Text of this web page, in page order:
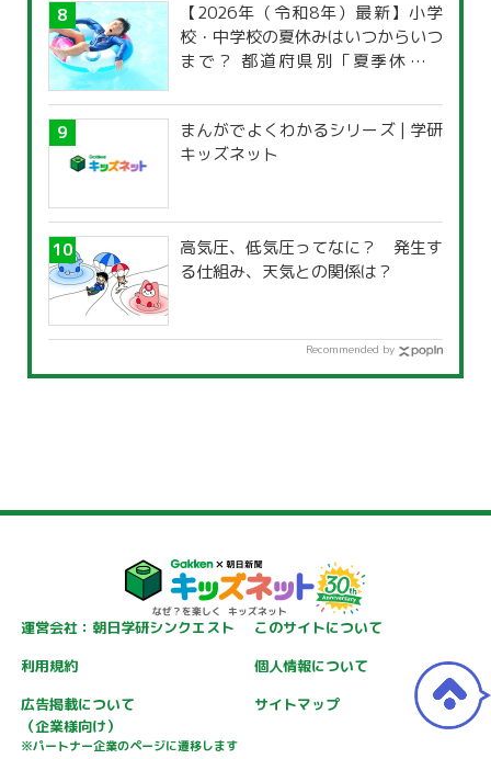
【2026年（令和8年）最新】小学
校・中学校の夏休みはいつからいつ
まで？ 都道府県別「夏季休暇一
まんがでよくわかるシリーズ | 学研
キッズネット
高気圧、低気圧ってなに？ 発生す
る仕組み、天気との関係は？
Recommended by
運営会社：朝日学研シンクエスト
このサイトについて
利用規約
個人情報について
広告掲載について
（企業様向け）
※パートナー企業のページに遷移します
サイトマップ